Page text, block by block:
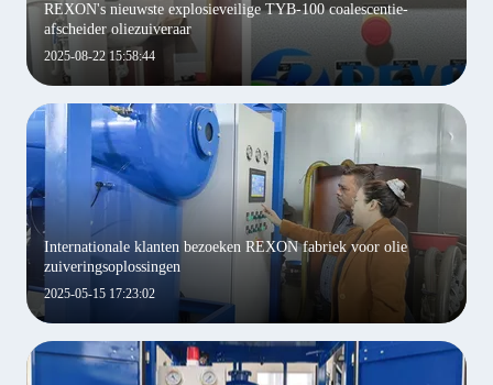
2025-08-22 15:58:44
REXON's nieuwste explosieveilige TYB-100 coalescentie-
afscheider oliezuiveraar
2025-05-15 17:23:02
Internationale klanten bezoeken REXON fabriek voor olie
zuiveringsoplossingen